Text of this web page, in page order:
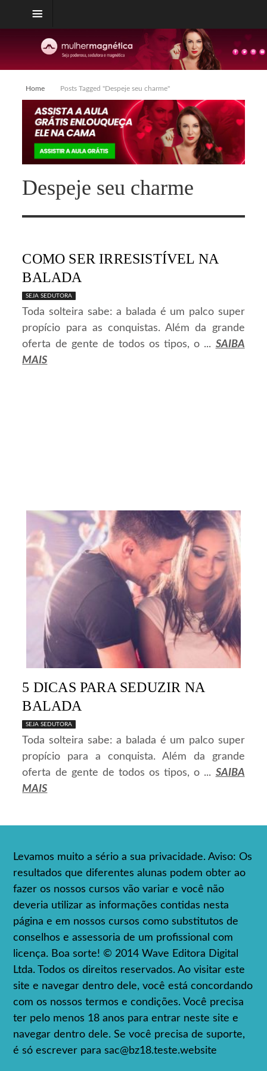
Home Posts Tagged "Despeje seu charme"
Despeje seu charme
COMO SER IRRESISTÍVEL NA
BALADA
SEJA SEDUTORA
Toda solteira sabe: a balada é um palco super
propício para as conquistas. Além da grande
oferta de gente de todos os tipos, o ... SAIBA
MAIS
5 DICAS PARA SEDUZIR NA
BALADA
SEJA SEDUTORA
Toda solteira sabe: a balada é um palco super
propício para a conquista. Além da grande
oferta de gente de todos os tipos, o ... SAIBA
MAIS
Levamos muito a sério a sua privacidade. Aviso: Os
resultados que diferentes alunas podem obter ao
fazer os nossos cursos vão variar e você não
deveria utilizar as informações contidas nesta
página e em nossos cursos como substitutos de
conselhos e assessoria de um profissional com
licença. Boa sorte! © 2014 Wave Editora Digital
Ltda. Todos os direitos reservados. Ao visitar este
site e navegar dentro dele, você está concordando
com os nossos termos e condições. Você precisa
ter pelo menos 18 anos para entrar neste site e
navegar dentro dele. Se você precisa de suporte,
é só escrever parasac@bz18.teste.website